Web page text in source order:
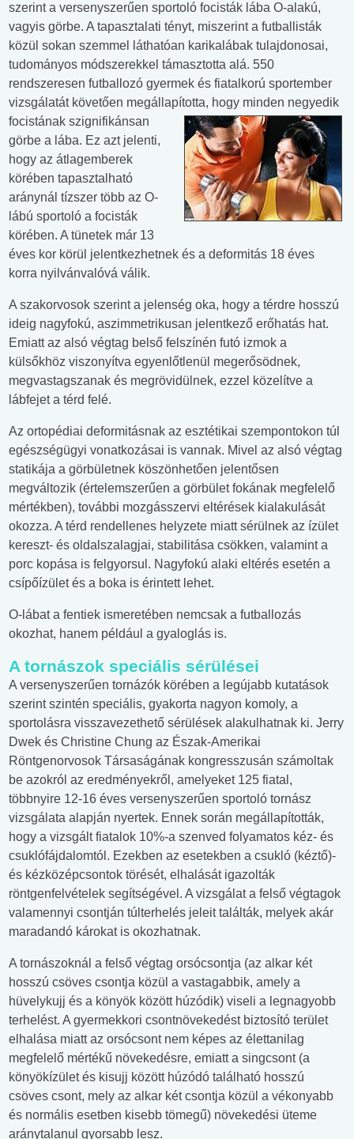
szerint a versenyszerűen sportoló focisták lába O-alakú,
vagyis görbe. A tapasztalati tényt, miszerint a futballisták
közül sokan szemmel láthatóan karikalábak tulajdonosai,
tudományos módszerekkel támasztotta alá. 550
rendszeresen futballozó gyermek és fiatalkorú sportember
vizsgálatát követően megállapította, hogy minden negyedik
focistának szignifikánsan
görbe a lába. Ez azt jelenti,
hogy az átlagemberek
körében tapasztalható
aránynál tízszer több az O-
lábú sportoló a focisták
körében. A tünetek már 13
éves kor körül jelentkezhetnek és a deformitás 18 éves
korra nyilvánvalóvá válik.
A szakorvosok szerint a jelenség oka, hogy a térdre hosszú
ideig nagyfokú, aszimmetrikusan jelentkező erőhatás hat.
Emiatt az alsó végtag belső felszínén futó izmok a
külsőkhöz viszonyítva egyenlőtlenül megerősödnek,
megvastagszanak és megrövidülnek, ezzel közelítve a
lábfejet a térd felé.
Az ortopédiai deformitásnak az esztétikai szempontokon túl
egészségügyi vonatkozásai is vannak. Mivel az alsó végtag
statikája a görbületnek köszönhetően jelentősen
megváltozik (értelemszerűen a görbület fokának megfelelő
mértékben), további mozgásszervi eltérések kialakulását
okozza. A térd rendellenes helyzete miatt sérülnek az ízület
kereszt- és oldalszalagjai, stabilitása csökken, valamint a
porc kopása is felgyorsul. Nagyfokú alaki eltérés esetén a
csípőízület és a boka is érintett lehet.
O-lábat a fentiek ismeretében nemcsak a futballozás
okozhat, hanem például a gyaloglás is.
A tornászok speciális sérülései
A versenyszerűen tornázók körében a legújabb kutatások
szerint szintén speciális, gyakorta nagyon komoly, a
sportolásra visszavezethető sérülések alakulhatnak ki. Jerry
Dwek és Christine Chung az Észak-Amerikai
Röntgenorvosok Társaságának kongresszusán számoltak
be azokról az eredményekről, amelyeket 125 fiatal,
többnyire 12-16 éves versenyszerűen sportoló tornász
vizsgálata alapján nyertek. Ennek során megállapították,
hogy a vizsgált fiatalok 10%-a szenved folyamatos kéz- és
csuklófájdalomtól. Ezekben az esetekben a csukló (kéztő)-
és kézközépcsontok törését, elhalását igazolták
röntgenfelvételek segítségével. A vizsgálat a felső végtagok
valamennyi csontján túlterhelés jeleit találták, melyek akár
maradandó károkat is okozhatnak.
A tornászoknál a felső végtag orsócsontja (az alkar két
hosszú csöves csontja közül a vastagabbik, amely a
hüvelykujj és a könyök között húzódik) viseli a legnagyobb
terhelést. A gyermekkori csontnövekedést biztosító terület
elhalása miatt az orsócsont nem képes az élettanilag
megfelelő mértékű növekedésre, emiatt a singcsont (a
könyökízület és kisujj között húzódó található hosszú
csöves csont, mely az alkar két csontja közül a vékonyabb
és normális esetben kisebb tömegű) növekedési üteme
aránytalanul gyorsabb lesz.